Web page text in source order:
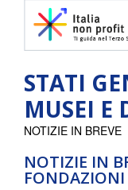
STATI
MUSEI E
NOTIZIE IN
FONDAZIONI
NOTIZIE IN BREVE